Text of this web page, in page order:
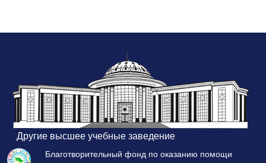
Другие высшее учебные заведение
Благотворительный фонд по оказанию помощи